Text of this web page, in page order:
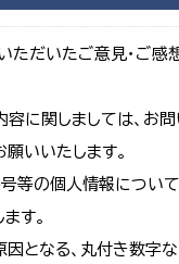
ただいたご意見・ご感
容に関しましては、お
いいたします。
等の個人情報につい
す。
となる、丸付き数字